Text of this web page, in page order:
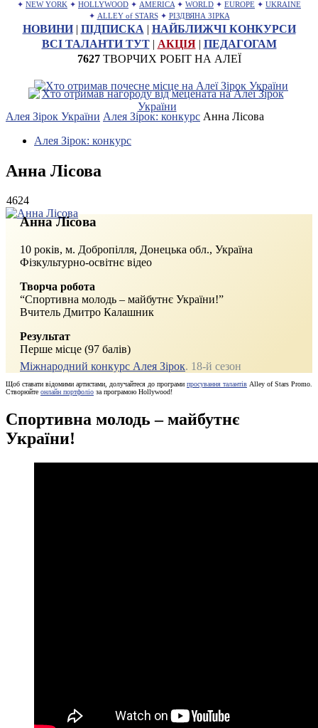
✦ NEW YORK ✦ HOLLYWOOD ✦ AMERICA ✦ WORLD ✦ EUROPE ✦ UKRAINE
✦ ALLEY of STARS ✦ РІЗДВЯНА ЗІРКА
НОВИНИ| ПІДПИСКА | НАЙБЛИЖЧІ КОНКУРСИ
ВСІ ТАЛАНТИ ТУТ| АКЦІЯ| ПЕДАГОГАМ
7627ТВОРЧИХ РОБІТ НА АЛЕЇ
Алея Зірок України Алея Зірок: конкурс Анна Лісова
Алея Зірок: конкурс
Анна Лісова
4624
Анна Лісова
10 років, м. Добропілля, Донецька обл., Україна
Фізкультурно-освітнє відео
Творча робота
“Спортивна молодь – майбутнє України!”
Вчитель Дмитро Калашник
Результат
Перше місце (97 балів)
Міжнародний конкурс Алея Зірок. 18-й сезон
Щоб ставати відомими артистами, долучайтеся до програми просування талантів Alley of Stars Promo.
Створюйте онлайн портфоліо за програмою Hollywood!
Спортивна молодь – майбутнє
України!